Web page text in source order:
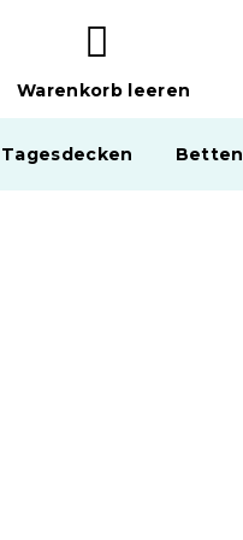
WARENKORB
Warenkorb leeren
Betten